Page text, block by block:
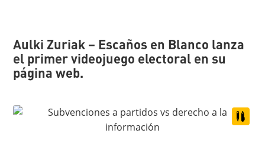
Aulki Zuriak – Escaños en Blanco lanza
el primer videojuego electoral en su
página web.